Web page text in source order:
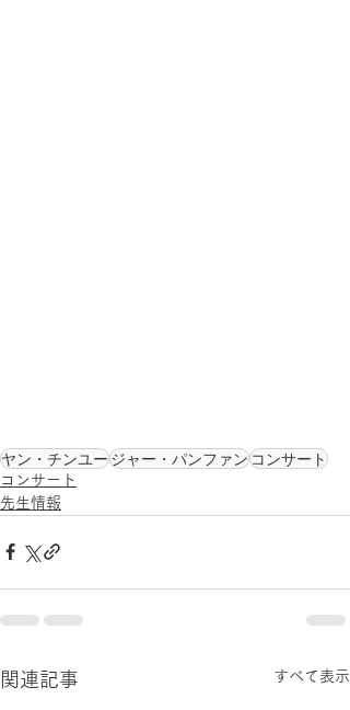
ヤン・チンユージャー・パンファンコンサート
コンサート
先生情報
関連記事 すべて表示